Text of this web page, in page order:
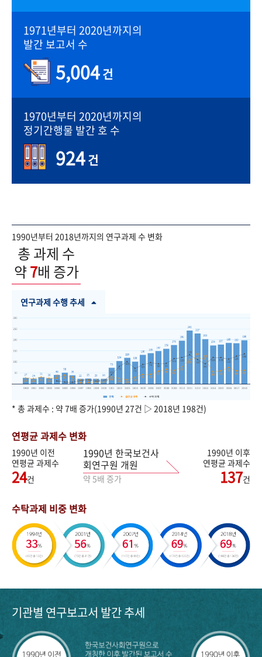
1971년부터 2020년까지의
발간 보고서 수
5,004건
1970년부터 2020년까지의
정기간행물 발간 호 수
924건
1990년부터 2018년까지의 연구과제 수 변화
총 과제 수
약7배 증가
연구과제 수행 추세
* 총 과제수 : 약 7배 증가(1990년 27건 ▷ 2018년 198건)
연평균 과제수 변화
1990년 이전
연평균 과제수
24건
1990년 한국보건사
회연구원 개원
약 5배 증가
1990년 이후
연평균 과제수
137건
수탁과제 비중 변화
기관별 연구보고서 발간 추세